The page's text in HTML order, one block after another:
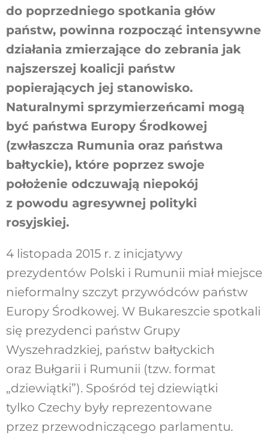
do poprzedniego spotkania głów
państw, powinna rozpocząć intensywne
działania zmierzające do zebrania jak
najszerszej koalicji państw
popierających jej stanowisko.
Naturalnymi sprzymierzeńcami mogą
być państwa Europy Środkowej
(zwłaszcza Rumunia oraz państwa
bałtyckie), które poprzez swoje
położenie odczuwają niepokój
z powodu agresywnej polityki
rosyjskiej.
4 listopada 2015 r. z inicjatywy
prezydentów Polski i Rumunii miał miejsce
nieformalny szczyt przywódców państw
Europy Środkowej. W Bukareszcie spotkali
się prezydenci państw Grupy
Wyszehradzkiej, państw bałtyckich
oraz Bułgarii i Rumunii (tzw. format
„dziewiątki”). Spośród tej dziewiątki
tylko Czechy były reprezentowane
przez przewodniczącego parlamentu.